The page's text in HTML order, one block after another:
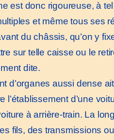
est donc rigoureuse, à
et même tous ses
du châssis, qu’on y
sur telle caisse ou le
dite.
d’organes aussi dense
d’une
à arrière-train. La
fils, des transmissions